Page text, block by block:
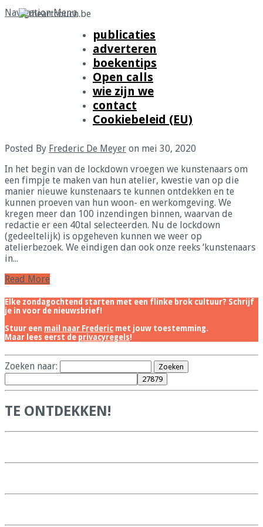
Navigation Menu
publicaties
adverteren
boekentips
Open calls
wie zijn we
contact
Cookiebeleid (EU)
Posts Tagged"luc vandromme"
Kunstenaars in quarantaine (slot):
Luc Vandromme
Posted By Frederic De Meyer on mei 30, 2020
In het begin van de lockdown vroegen we kunstenaars om
een fimpje te maken van hun atelier, kwestie van op die
manier nieuwe kunstenaars te kunnen ontdekken en te
kunnen proeven van hun woon- en werkomgeving. We
kregen meer dan 100 inzendingen binnen, waarvan de
redactie er een 40tal selecteerden. Nu de lockdown
(gedeeltelijk) is opgeheven kunnen we weer op
atelierbezoek. We eindigen dan ook onze reeks ‘kunstenaars
in...
Read More
Elke zondagochtend starten met een flinke brok cultuur? Schrijf
je in voor de nieuwsbrief!
Stuur een mail naar Frederic met jouw toestemming.
Maar lees eerst de privacyregels!
Zoeken naar:
TE ONTDEKKEN!